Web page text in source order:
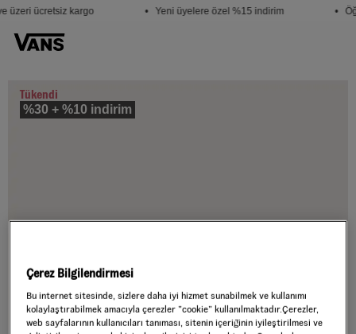
üzeri ücretsiz kargo • Yeni üyelere özel %15 indirim •
Tükendi
%30 + %10 indirim
Çerez Bilgilendirmesi
Bu internet sitesinde, sizlere daha iyi hizmet sunabilmek ve kullanımı
kolaylaştırabilmek amacıyla çerezler ”cookie” kullanılmaktadır.Çerezler,
web sayfalarının kullanıcıları tanıması, sitenin içeriğinin iyileştirilmesi ve